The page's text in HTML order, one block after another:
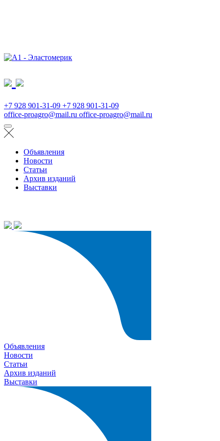
+7 928 901-31-09 +7 928 901-31-09
office-proagro@mail.ru office-proagro@mail.ru
Объявления
Новости
Статьи
Архив изданий
Выставки
Объявления
Новости
Статьи
Архив изданий
Выставки